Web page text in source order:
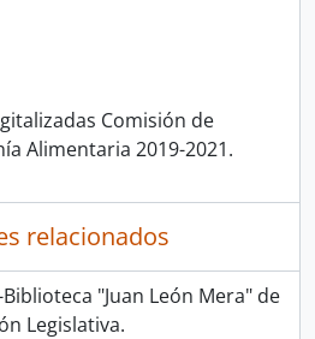
Comisión de
Alimentaria 2019-2021.
relacionados
"Juan León Mera" de
Legislativa.